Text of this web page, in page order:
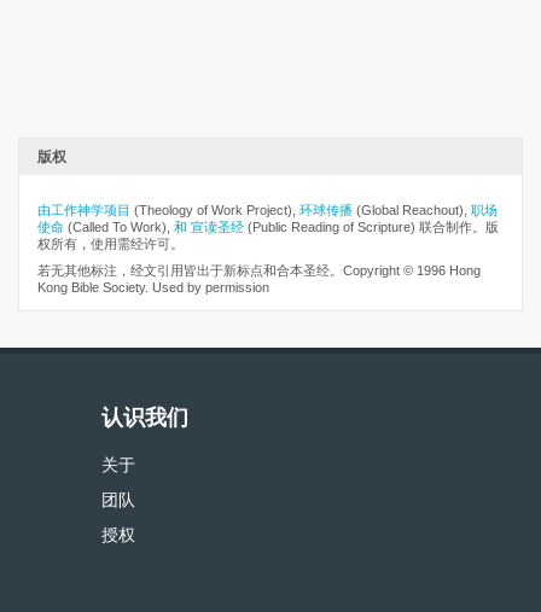
版权
由工作神学项目 (Theology of Work Project), 环球传播 (Global Reachout), 职场
使命 (Called To Work), 和 宣读圣经 (Public Reading of Scripture) 联合制作。版
权所有，使用需经许可。
若无其他标注，经文引用皆出于新标点和合本圣经。Copyright © 1996 Hong
Kong Bible Society. Used by permission
认识我们
关于
团队
授权